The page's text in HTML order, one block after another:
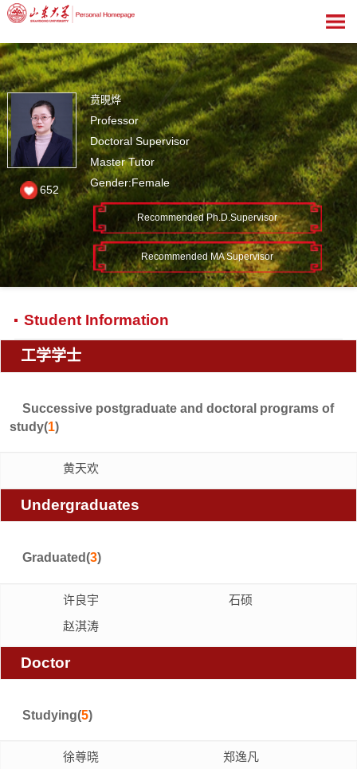
贲晛烨
Professor
Doctoral Supervisor
Master Tutor
Gender:Female
Recommended Ph.D.Supervisor
Recommended MA Supervisor
652
Student Information
工学学士
Successive postgraduate and doctoral programs of
study(1)
黄天欢
Undergraduates
Graduated(3)
许良宇
石硕
赵淇涛
Doctor
Studying(5)
徐尊晓
郑逸凡